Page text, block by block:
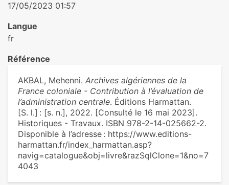
17/05/2023 01:57
Langue
fr
Référence
AKBAL, Mehenni. Archives algériennes de la
France coloniale - Contribution à l’évaluation de
l’administration centrale. Éditions Harmattan.
[S. l.] : [s. n.], 2022. [Consulté le 16 mai 2023].
Historiques - Travaux. ISBN 978-2-14-025662-2.
Disponible à l’adresse : https://www.editions-
harmattan.fr/index_harmattan.asp?
navig=catalogue&obj=livre&razSqlClone=1&no=7
4043